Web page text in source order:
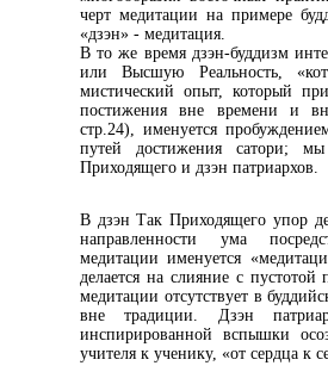
черт медитации на примере
«дзэн» - медитация.
В то же время дзэн-буддизм
или Высшую Реальность,
мистический опыт, который
постижения вне времени и
стр.24), именуется
путей достижения сатори;
Приходящего и дзэн патриархов.
В дзэн Так Приходящего упор
направленности ума
медитации именуется
делается на слияние с
медитации отсутствует в
вне традиции. Дзэн
инспирированной вспышки
учителя к ученику, «от сердца к